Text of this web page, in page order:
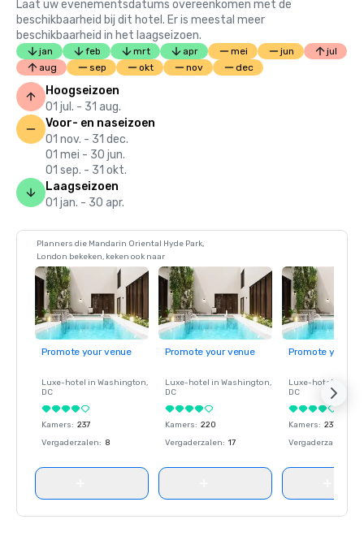
Laat uw evenementsdatums overeenkomen met de
beschikbaarheid bij dit hotel. Er is meestal meer
beschikbaarheid in het laagseizoen.
jan feb mrt apr mei jun
jul
aug
sep okt nov dec
Hoogseizoen
01 jul. - 31 aug.
Voor- en naseizoen
01 nov. - 31 dec.
01 mei - 30 jun.
01 sep. - 31 okt.
Laagseizoen
01 jan. - 30 apr.
Planners die Mandarin Oriental Hyde Park,
London bekeken, keken ook naar
Promote your venue
Luxe-hotel in Washington,
DC
Kamers: 237
Vergaderzalen: 8
Promote your venue
Luxe-hotel in Washington,
DC
Kamers: 220
Vergaderzalen: 17
Promote your
Luxe-hotel in
DC
Kamers: 237
Vergaderzalen